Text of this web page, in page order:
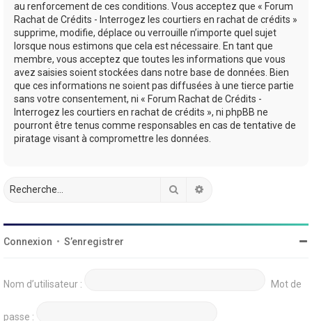
au renforcement de ces conditions. Vous acceptez que « Forum
Rachat de Crédits - Interrogez les courtiers en rachat de crédits »
supprime, modifie, déplace ou verrouille n’importe quel sujet
lorsque nous estimons que cela est nécessaire. En tant que
membre, vous acceptez que toutes les informations que vous
avez saisies soient stockées dans notre base de données. Bien
que ces informations ne soient pas diffusées à une tierce partie
sans votre consentement, ni « Forum Rachat de Crédits -
Interrogez les courtiers en rachat de crédits », ni phpBB ne
pourront être tenus comme responsables en cas de tentative de
piratage visant à compromettre les données.
Rechercher
Connexion • S’enregistrer
Nom d’utilisateur : Mot de
passe :